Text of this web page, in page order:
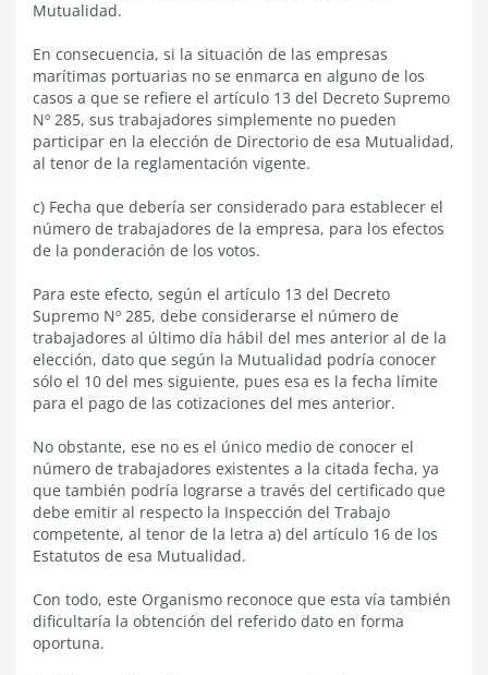
Mutualidad.
En consecuencia, si la situación de las empresas
marítimas portuarias no se enmarca en alguno de los
casos a que se refiere el artículo 13 del Decreto Supremo
Nº 285, sus trabajadores simplemente no pueden
participar en la elección de Directorio de esa Mutualidad,
al tenor de la reglamentación vigente.
c) Fecha que debería ser considerado para establecer el
número de trabajadores de la empresa, para los efectos
de la ponderación de los votos.
Para este efecto, según el artículo 13 del Decreto
Supremo Nº 285, debe considerarse el número de
trabajadores al último día hábil del mes anterior al de la
elección, dato que según la Mutualidad podría conocer
sólo el 10 del mes siguiente, pues esa es la fecha límite
para el pago de las cotizaciones del mes anterior.
No obstante, ese no es el único medio de conocer el
número de trabajadores existentes a la citada fecha, ya
que también podría lograrse a través del certificado que
debe emitir al respecto la Inspección del Trabajo
competente, al tenor de la letra a) del artículo 16 de los
Estatutos de esa Mutualidad.
Con todo, este Organismo reconoce que esta vía también
dificultaría la obtención del referido dato en forma
oportuna.